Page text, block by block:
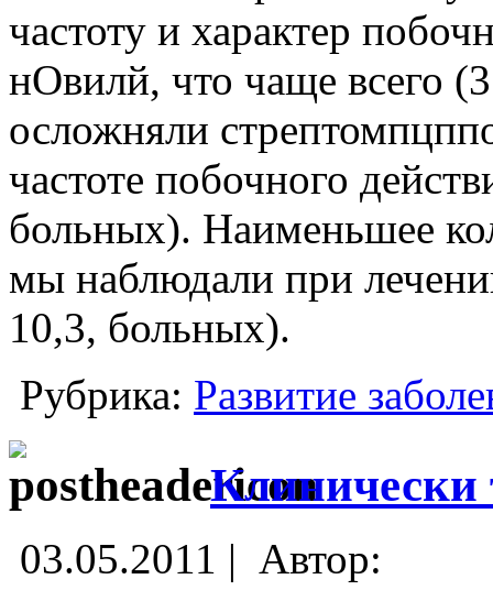
частоту и характер
нОвилй, что чаще всего
осложняли
частоте побочного
больных). Наименьшее
мы наблюдали при
10,3, больных).
Рубрика: Развитие
Клинически
03.05.2011 | Автор: